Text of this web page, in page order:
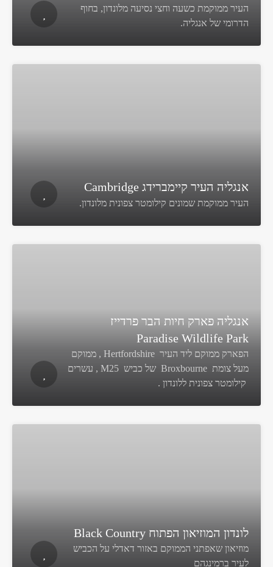
העיר ממוקמת כשעה וחצי נסיעה מלונדון, בחוף
הדרומי של אנגליה.
אנגליה העיר קיימברידג Cambridge
העיר ממוקמת שמונים קילומטר צפונית מלונדון.
אנגליה פארק חיות הבר פרדייז
Paradise Wildlife Park
הפארק ממוקם ליד העיר Hertfordshire , ממוקם
מעל צומת Broxbourne של כביש M25 , עשרים
קילומטר צפונית ללונדון .
לונדון המוזיאון הפתוח Black Country
מוזיאון שאפתני הממוקם באזור דאדלי על הכביש
לעיר ברמינגהם